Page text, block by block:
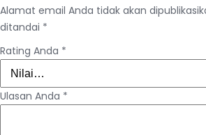
Alamat email Anda tidak akan
ditandai *
Rating Anda *
Ulasan Anda *